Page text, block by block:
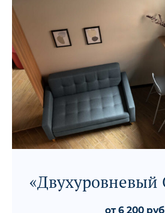
«Двухуровневый
от 6 200 руб